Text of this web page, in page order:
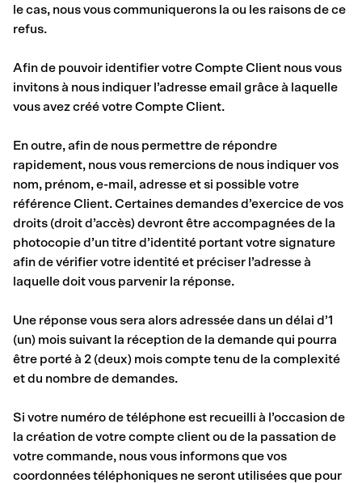
le cas, nous vous communiquerons la ou les raisons de ce
refus.
Afin de pouvoir identifier votre Compte Client nous vous
invitons à nous indiquer l’adresse email grâce à laquelle
vous avez créé votre Compte Client.
En outre, afin de nous permettre de répondre
rapidement, nous vous remercions de nous indiquer vos
nom, prénom, e-mail, adresse et si possible votre
référence Client. Certaines demandes d’exercice de vos
droits (droit d’accès) devront être accompagnées de la
photocopie d’un titre d’identité portant votre signature
afin de vérifier votre identité et préciser l’adresse à
laquelle doit vous parvenir la réponse.
Une réponse vous sera alors adressée dans un délai d’1
(un) mois suivant la réception de la demande qui pourra
être porté à 2 (deux) mois compte tenu de la complexité
et du nombre de demandes.
Si votre numéro de téléphone est recueilli à l’occasion de
la création de votre compte client ou de la passation de
votre commande, nous vous informons que vos
coordonnées téléphoniques ne seront utilisées que pour